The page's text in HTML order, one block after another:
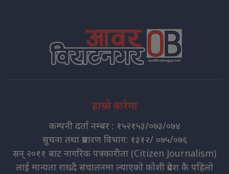
हाम्रो बारेमा
कम्पनी दर्ता नम्बर : १५२१५३/०७३/०७४
सुचना तथा प्रसारण विभाग: १३१२/ ०७५/०७६
सन् २०११ बाट नागरिक पत्रकारीता (Citizen Journalism)
लाई मान्यता राख्दै संचालनमा ल्याएको कोशी प्रदेश कै पहिलो